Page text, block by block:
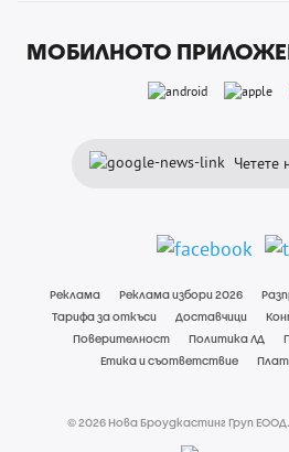
МОБИЛНОТО
Четете
Реклама Реклама избори 2026
Тарифа за откъси
Доставчици
Поверителност
Политика ЛД
Етика и съответствие
© 2026 Нова Броудкастинг Груп